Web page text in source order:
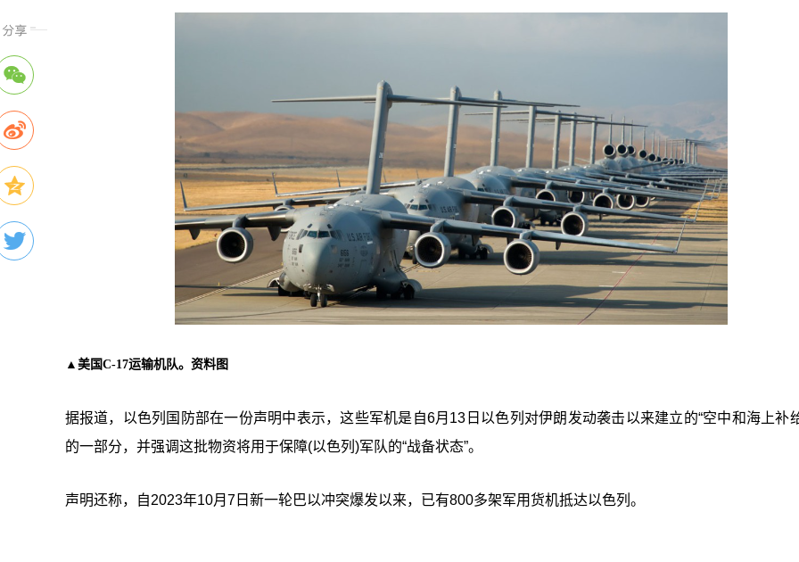
▲美国C-17运输机队。资料图
据报道，以色列国防部在一份声明中表示，这些军机是自6月13日以色列对伊朗发动袭击以来建立的“空中和海上补
的一部分，并强调这批物资将用于保障(以色列)军队的“战备状态”。
声明还称，自2023年10月7日新一轮巴以冲突爆发以来，已有800多架军用货机抵达以色列。